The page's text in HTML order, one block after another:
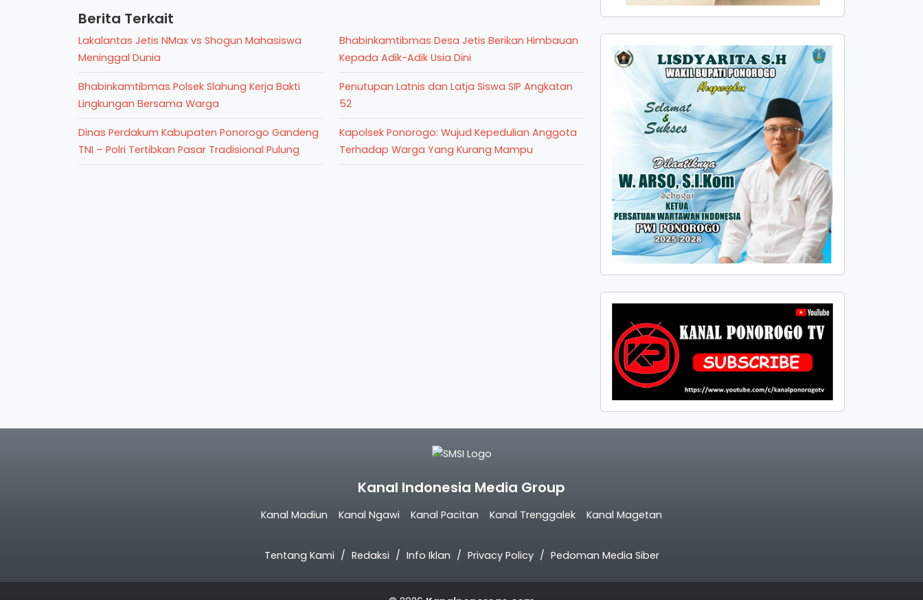
Berita Terkait
Lakalantas Jetis NMax vs Shogun Mahasiswa
Meninggal Dunia
Bhabinkamtibmas Polsek Slahung Kerja Bakti
Lingkungan Bersama Warga
Dinas Perdakum Kabupaten Ponorogo Gandeng
TNI – Polri Tertibkan Pasar Tradisional Pulung
Bhabinkamtibmas Desa Jetis Berikan Himbauan
Kepada Adik-Adik Usia Dini
Penutupan Latnis dan Latja Siswa SIP Angkatan
52
Kapolsek Ponorogo: Wujud Kepedulian Anggota
Terhadap Warga Yang Kurang Mampu
Kanal Indonesia Media Group
Kanal Madiun Kanal Ngawi Kanal Pacitan Kanal Trenggalek Kanal Magetan
Tentang Kami Redaksi Info Iklan Privacy Policy Pedoman Media Siber